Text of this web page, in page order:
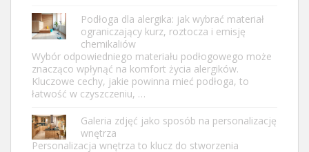
Podłoga dla alergika: jak wybrać materiał
ograniczający kurz, roztocza i emisję
chemikaliów
Wybór odpowiedniego materiału podłogowego może
znacząco wpłynąć na komfort życia alergików.
Kluczowe cechy, jakie powinna mieć podłoga, to
łatwość w czyszczeniu, …
Galeria zdjęć jako sposób na personalizację
wnętrza
Personalizacja wnętrza to klucz do stworzenia